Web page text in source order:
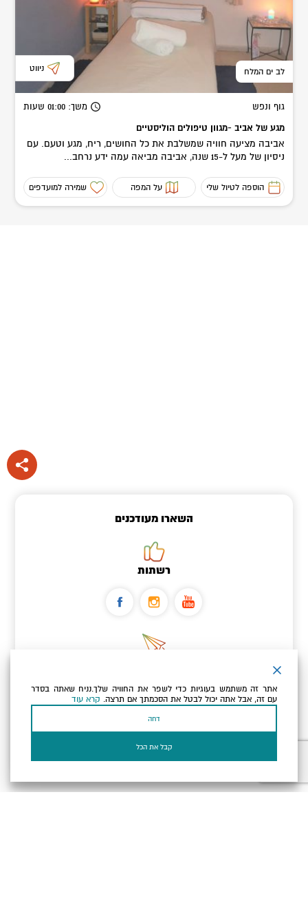
לב ים המלח ניווט
גוף ונפש משך: 01:00 שעות
מגע של אביב -מגוון טיפולים הוליסטיים
אביבה מציעה חוויה שמשלבת את כל החושים, ריח, מגע וטעם. עם
ניסיון של מעל ל-15 שנה, אביבה מביאה עמה ידע נרחב...
הוספה לטיול שלי על המפה שמירה למועדפים
השארו מעודכנים
רשתות
כתובת הדוא"ל שלך
אני מאשר/ת שקראתי ומסכים/הלמדיניות הפרטיות ולמדיניות
אתר זה משתמש בעוגיות כדי לשפר את החוויה שלך.נניח שאתה בסדר
עם זה, אבל אתה יכול לבטל את הסכמתך אם תרצה. קרא עוד
דחה
קבל את הכל